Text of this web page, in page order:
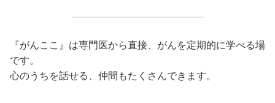
『がんここ』は専門医から直接、がんを定期的に学べる場
です。
心のうちを話せる、仲間もたくさんできます。